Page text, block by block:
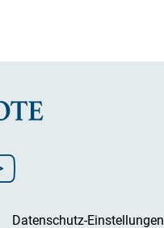
Datenschutz-Einstellungen